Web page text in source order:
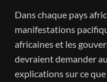
Dans chaque pays
manifestations
africaines et les
devraient demander
explications sur ce